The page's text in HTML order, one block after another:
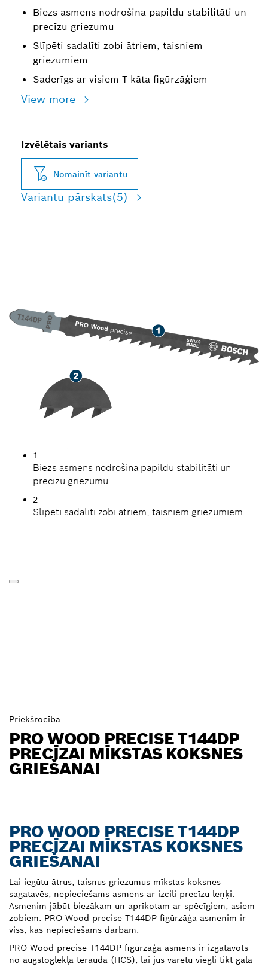
Biezs asmens nodrošina papildu stabilitāti un
precīzu griezumu
Slīpēti sadalīti zobi ātriem, taisniem
griezumiem
Saderīgs ar visiem T kāta figūrzāģiem
View more
Izvēlētais variants
Nomainīt variantu
Variantu pārskats(5)
1
Biezs asmens nodrošina papildu stabilitāti un
precīzu griezumu
2
Slīpēti sadalīti zobi ātriem, taisniem griezumiem
Priekšrocība
PRO WOOD PRECISE T144DP
PRECĪZAI MĪKSTAS KOKSNES
GRIEŠANAI
PRO WOOD PRECISE T144DP
PRECĪZAI MĪKSTAS KOKSNES
GRIEŠANAI
Lai iegūtu ātrus, taisnus griezumus mīkstas koksnes
sagatavēs, nepieciešams asmens ar izcili precīzu leņķi.
Asmenim jābūt biezākam un aprīkotam ar spēcīgiem, asiem
zobiem. PRO Wood precise T144DP figūrzāģa asmenim ir
viss, kas nepieciešams darbam.
PRO Wood precise T144DP figūrzāģa asmens ir izgatavots
no augstoglekļa tērauda (HCS), lai jūs varētu viegli tikt galā